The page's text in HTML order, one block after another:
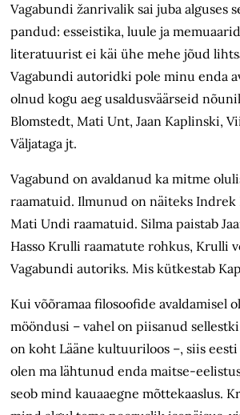
Vagabundi žanrivalik sai juba alguses
pandud: esseistika, luule ja
literatuurist ei käi ühe mehe jõud
Vagabundi autoridki pole minu enda
olnud kogu aeg usaldusväärseid
Blomstedt, Mati Unt, Jaan Kaplinski,
Väljataga jt.
Vagabund on avaldanud ka mitme
raamatuid. Ilmunud on näiteks
Mati Undi raamatuid. Silma paistab
Hasso Krulli raamatute rohkus, Krulli
Vagabundi autoriks. Mis kütkestab
Kui võõramaa filosoofide avaldamisel
mööndusi – vahel on piisanud
on koht Lääne kultuuriloos –, siis
olen ma lähtunud enda maitse-
seob mind kauaaegne mõttekaaslus.